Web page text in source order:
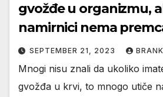
gvožđe u organizmu,
namirnici nema
SEPTEMBER 21, 2023
Mnogi nisu znali da ukoliko
gvožđa u krvi, to mnogo utiče